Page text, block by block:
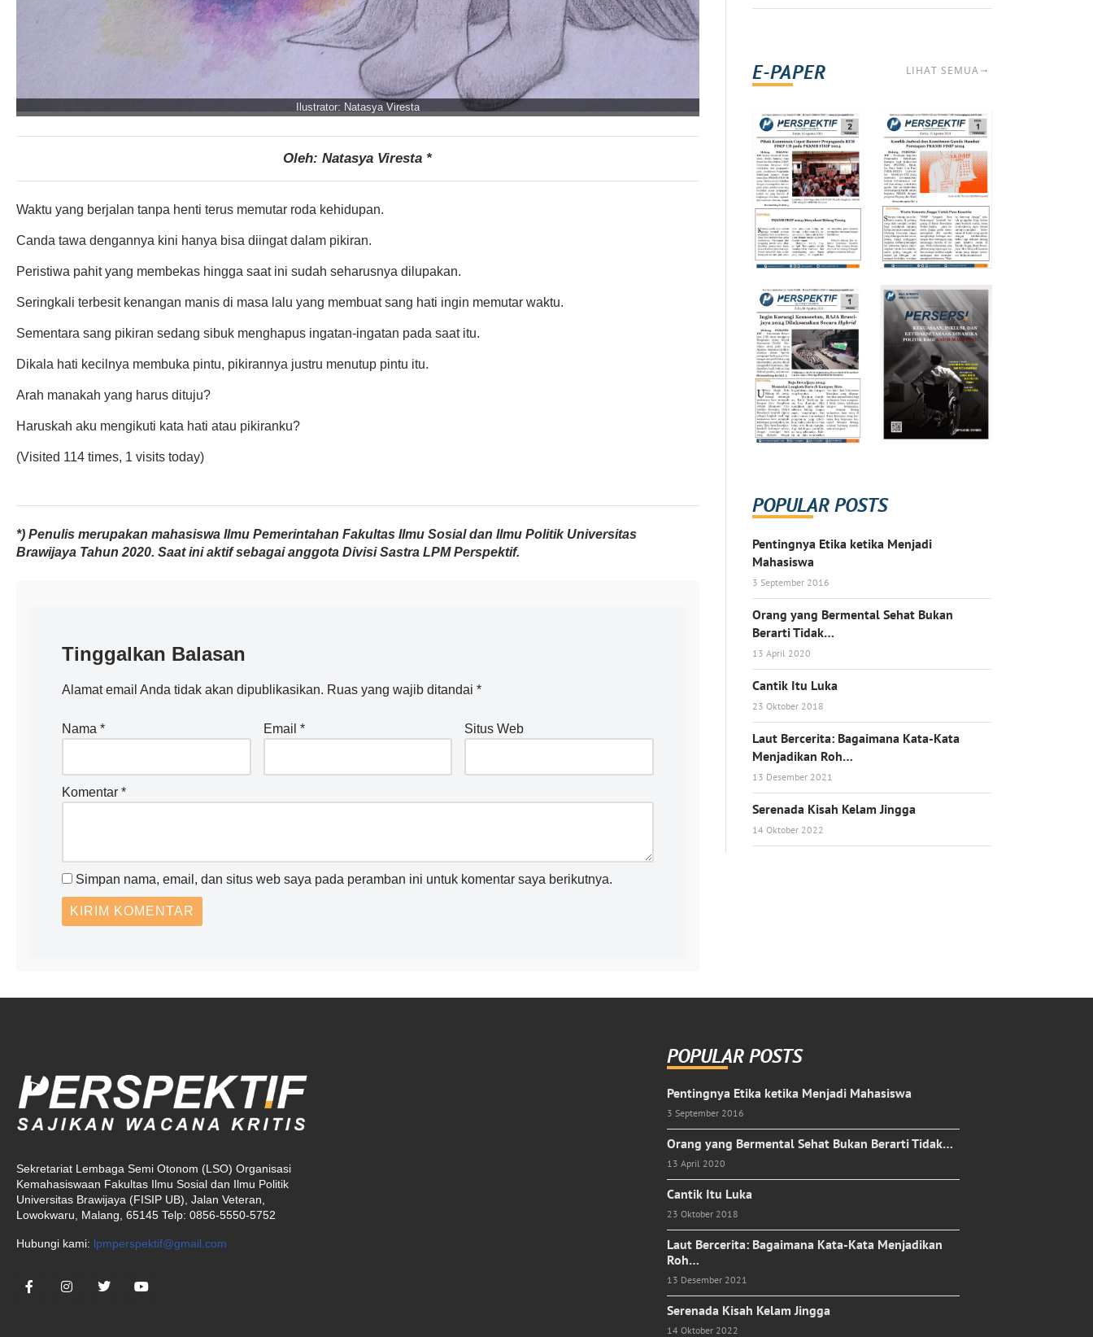
Ilustrator: Natasya Viresta
Oleh: Natasya Viresta *
Waktu yang berjalan tanpa henti terus memutar roda kehidupan.
Canda tawa dengannya kini hanya bisa diingat dalam pikiran.
Peristiwa pahit yang membekas hingga saat ini sudah seharusnya dilupakan.
Seringkali terbesit kenangan manis di masa lalu yang membuat sang hati ingin memutar waktu.
Sementara sang pikiran sedang sibuk menghapus ingatan-ingatan pada saat itu.
Dikala hati kecilnya membuka pintu, pikirannya justru menutup pintu itu.
Arah manakah yang harus dituju?
Haruskah aku mengikuti kata hati atau pikiranku?
(Visited 114 times, 1 visits today)
*) Penulis merupakan mahasiswa Ilmu Pemerintahan Fakultas Ilmu Sosial dan Ilmu Politik Universitas
Brawijaya Tahun 2020. Saat ini aktif sebagai anggota Divisi Sastra LPM Perspektif.
Tinggalkan Balasan
Alamat email Anda tidak akan dipublikasikan. Ruas yang wajib ditandai *
Nama * Email * Situs Web
Komentar *
Simpan nama, email, dan situs web saya pada peramban ini untuk komentar saya berikutnya.
E-PAPER LIHAT SEMUA
POPULAR POSTS
Pentingnya Etika ketika Menjadi
Mahasiswa
3 September 2016
Orang yang Bermental Sehat Bukan
Berarti Tidak…
13 April 2020
Cantik Itu Luka
23 Oktober 2018
Laut Bercerita: Bagaimana Kata-Kata
Menjadikan Roh…
13 Desember 2021
Serenada Kisah Kelam Jingga
14 Oktober 2022
Sekretariat Lembaga Semi Otonom (LSO) Organisasi
Kemahasiswaan Fakultas Ilmu Sosial dan Ilmu Politik
Universitas Brawijaya (FISIP UB), Jalan Veteran,
Lowokwaru, Malang, 65145 Telp: 0856-5550-5752
Hubungi kami: lpmperspektif@gmail.com
POPULAR POSTS
Pentingnya Etika ketika Menjadi Mahasiswa
3 September 2016
Orang yang Bermental Sehat Bukan Berarti Tidak…
13 April 2020
Cantik Itu Luka
23 Oktober 2018
Laut Bercerita: Bagaimana Kata-Kata Menjadikan
Roh…
13 Desember 2021
Serenada Kisah Kelam Jingga
14 Oktober 2022